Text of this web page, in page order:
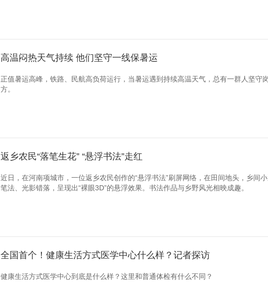
高温闷热天气持续 他们坚守一线保暑运
正值暑运高峰，铁路、民航高负荷运行，当暑运遇到持续高温天气，总有一群人坚守
方。
返乡农民“落笔生花” “悬浮书法”走红
近日，在河南项城市，一位返乡农民创作的“悬浮书法”刷屏网络，在田间地头，乡间
笔法、光影错落，呈现出“裸眼3D”的悬浮效果。书法作品与乡野风光相映成趣。
全国首个！健康生活方式医学中心什么样？记者探访
健康生活方式医学中心到底是什么样？这里和普通体检有什么不同？